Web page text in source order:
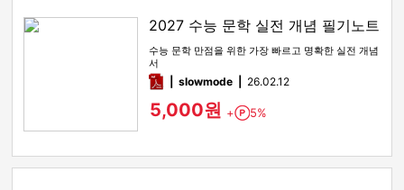
2027 수능 문학 실전 개념 필기노트
수능 문학 만점을 위한 가장 빠르고 명확한 실전 개념
서
pdfslowmode 26.02.12
5,000원 + Point
5%